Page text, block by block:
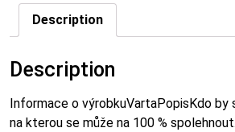
Description
Description
Informace o výrobkuVartaPopisKdo by
na kterou se může na 100 %